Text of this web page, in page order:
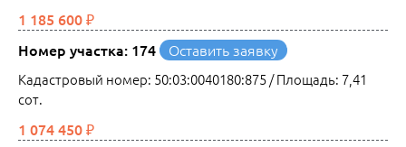
1 185 600 ₽
Номер участка: 174
Оставить заявку
Кадастровый номер: 50:03:0040180:875 / Площадь: 7,41
сот.
1 074 450 ₽